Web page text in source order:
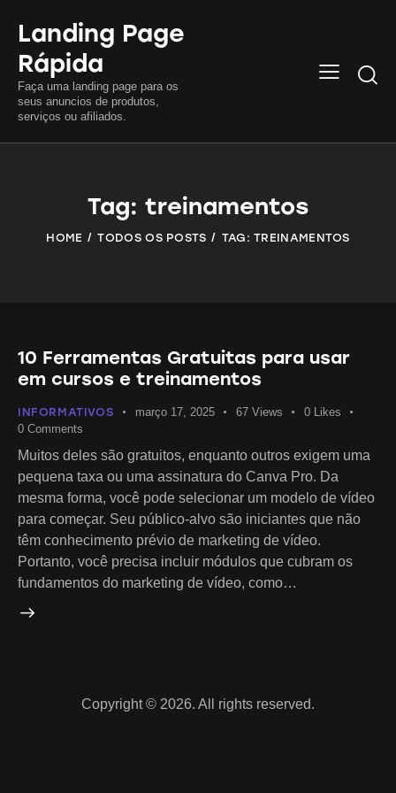
Landing Page
Rápida
Faça uma landing page para os
seus anuncios de produtos,
serviços ou afiliados.
Tag: treinamentos
HOME TODOS OS POSTS TAG: TREINAMENTOS
10 Ferramentas Gratuitas para usar
em cursos e treinamentos
INFORMATIVOS março 17, 2025 67 Views 0
Likes
0 Comments
Muitos deles são gratuitos, enquanto outros exigem uma
pequena taxa ou uma assinatura do Canva Pro. Da
mesma forma, você pode selecionar um modelo de vídeo
para começar. Seu público-alvo são iniciantes que não
têm conhecimento prévio de marketing de vídeo.
Portanto, você precisa incluir módulos que cubram os
fundamentos do marketing de vídeo, como…
Copyright © 2026. All rights reserved.